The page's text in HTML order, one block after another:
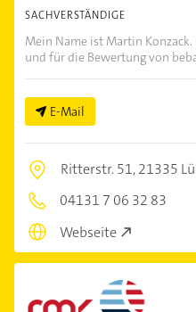
SACHVERSTÄNDIGE
Mein Name ist Martin
und für die Bewertung von
E-Mail
Ritterstr. 51,21335
04131 7 06 32 83
Webseite